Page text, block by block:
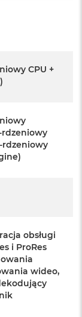
w języku
CPU +
rdzeniowy
rdzeniowy
obsługi
i ProRes
wideo,